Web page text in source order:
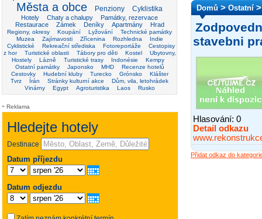
Města a obce Penziony Cyklistika
Hotely Chaty a chalupy
Památky, rezervace
Restaurace
Zámek Deníky Apartmány Hrad
Regiony, okresy Koupání Lyžování
Technické památky
Muzea
Zajímavosti Zřícenina Rozhledna
Indie
Cyklistické
Rekreační střediska Fotoreportáže
Cestopisy
z hor
Turistické oblasti Tábory pro děti Kostel
Ubytovny,
Hostely
Lázně Turistické trasy Indonésie
Kempy
Ostatní památky
Japonsko MHD
Recenze hotelů
Cestovky
Hudební kluby Turecko Grónsko
Klášter
Tvrz
Írán Stránky kulturní akce
Dům, vila, letohrádek
Vinárny
Egypt Agroturistika Laos Rusko
Reklama
Domů>Ostatní
stavebni
Hlasování: 0
Detail odkazu
Přidat odkaz do